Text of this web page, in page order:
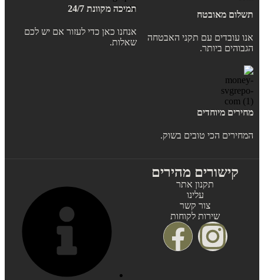
תשלום מאובטח
אנו עובדים עם תקני האבטחה
הגבוהים ביותר.
תמיכה מקוונת 24/7
אנחנו כאן כדי לעזור אם יש לכם
שאלות.
מחירים מיוחדים
המחירים הכי טובים בשוק.
קישורים מהירים
תקנון אתר
עלינו
צור קשר
שירות לקוחות